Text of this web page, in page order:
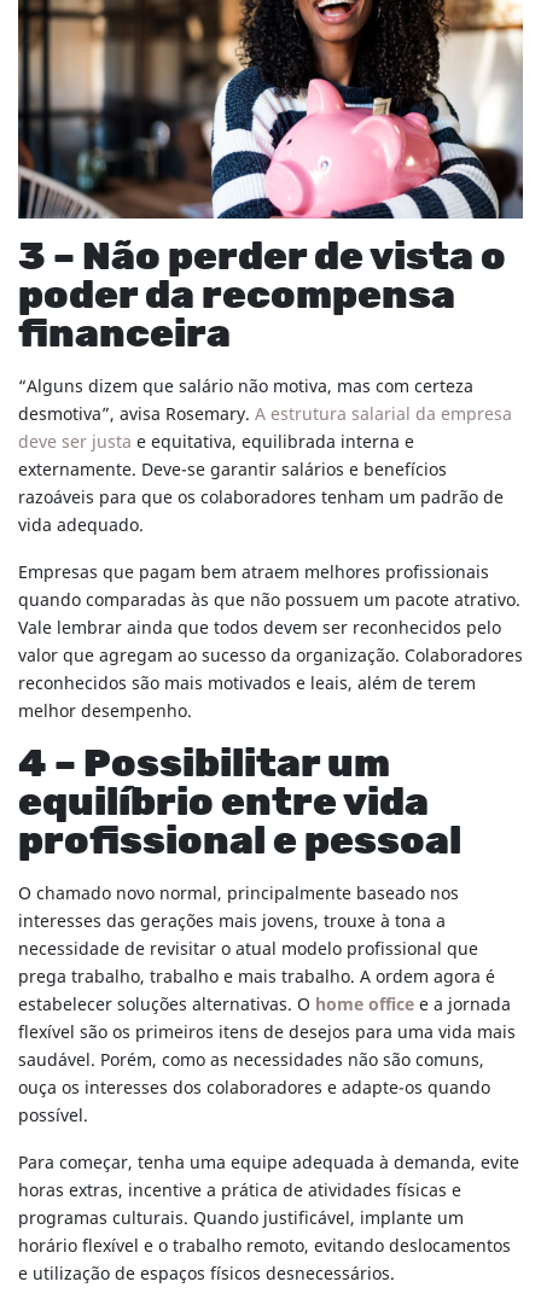
3 – Não perder de vista o
poder da recompensa
financeira
“Alguns dizem que salário não motiva, mas com certeza
desmotiva”, avisa Rosemary. A estrutura salarial da empresa
deve ser justa e equitativa, equilibrada interna e
externamente. Deve-se garantir salários e benefícios
razoáveis para que os colaboradores tenham um padrão de
vida adequado.
Empresas que pagam bem atraem melhores profissionais
quando comparadas às que não possuem um pacote atrativo.
Vale lembrar ainda que todos devem ser reconhecidos pelo
valor que agregam ao sucesso da organização. Colaboradores
reconhecidos são mais motivados e leais, além de terem
melhor desempenho.
4 – Possibilitar um
equilíbrio entre vida
profissional e pessoal
O chamado novo normal, principalmente baseado nos
interesses das gerações mais jovens, trouxe à tona a
necessidade de revisitar o atual modelo profissional que
prega trabalho, trabalho e mais trabalho. A ordem agora é
estabelecer soluções alternativas. O home officee a jornada
flexível são os primeiros itens de desejos para uma vida mais
saudável. Porém, como as necessidades não são comuns,
ouça os interesses dos colaboradores e adapte-os quando
possível.
Para começar, tenha uma equipe adequada à demanda, evite
horas extras, incentive a prática de atividades físicas e
programas culturais. Quando justificável, implante um
horário flexível e o trabalho remoto, evitando deslocamentos
e utilização de espaços físicos desnecessários.